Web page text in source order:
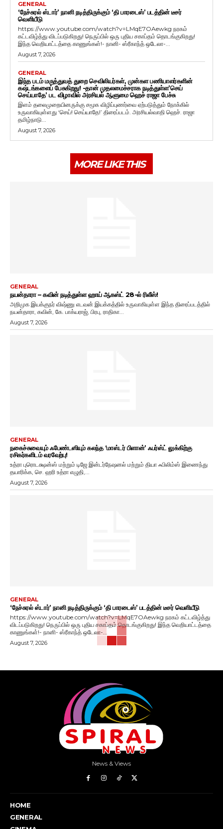
GENERAL
‘நேச்சுரல் ஸ்டார்’ நானி நடித்திருக்கும் ‘தி பாரடைஸ்’ படத்தின் டீசர்
வெளியீடு
https://www.youtube.com/watch?v=LMqE7OAewkg நரகம்
கட்டவிழ்த்து விடப்படுகிறது! நெருப்பில் ஒரு புதிய சகாப்தம் தொடங்குகிறது!
இந்த வெறியாட்டத்தை காணுங்கள்!- நானி- ஸ்ரீகாந்த் ஒடேலா-...
August 7, 2026
GENERAL
இந்த படம் மருத்துவத் துறை செவிலியர்கள், முன்கள பணியாளர்களின்
கஷ்டங்களைப் பேசுகிறது! -தான் முதலமைச்சராக நடித்துள்ள’செய்
செய்யாதே’ பட விழாவில் அரசியல் ஆளுமை ஹெச் ராஜா பேச்சு
இளம் தலைமுறையினருக்கு சமூக விழிப்புணர்வை ஏற்படுத்தும் நோக்கில்
உருவாகியுள்ளது ‘செய்! செய்யாதே!’ திரைப்படம். அரசியல்வாதி ஹெச். ராஜா
தமிழ்நாடு...
August 7, 2026
MORE LIKE THIS
GENERAL
நயன்தாரா – கவின் நடித்துள்ள ஹாய் ஆகஸ்ட் 28-ல் ரிலீஸ்!
அறிமுக இயக்குநர் விஷ்ணு எடவன் இயக்கத்தில் உருவாகியுள்ள இந்த திரைப்படத்தில்
நயன்தாரா, கவின், கே. பாக்யராஜ், பிரபு, ராதிகா...
August 7, 2026
GENERAL
நகைச்சுவையும் ஃபேண்டஸியும் கலந்த ‘மாஸ்டர் பிளான்’ ஃபர்ஸ்ட் லுக்கிற்கு
ரசிகர்களிடம் வரவேற்பு!
உத்ரா புரொடக்ஷன்ஸ் மற்றும் டிஜே இன்டர்நேஷனல் மற்றும் தியா ஃபிலிம்ஸ் இணைந்து
தயாரிக்க, செ. ஹரி உத்ரா எழுதி,...
August 7, 2026
GENERAL
‘நேச்சுரல் ஸ்டார்’ நானி நடித்திருக்கும் ‘தி பாரடைஸ்’ படத்தின் டீசர் வெளியீடு
https://www.youtube.com/watch?v=LMqE7OAewkg நரகம் கட்டவிழ்த்து
விடப்படுகிறது! நெருப்பில் ஒரு புதிய சகாப்தம் தொடங்குகிறது! இந்த வெறியாட்டத்தை
காணுங்கள்!- நானி- ஸ்ரீகாந்த் ஒடேலா-...
August 7, 2026
News & Views
HOME
GENERAL